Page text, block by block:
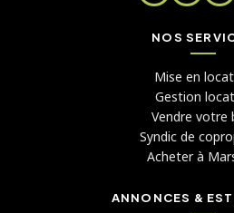
NOS
Mise en
Gestion
Vendre votre
Syndic de
Acheter à
ANNONCES &